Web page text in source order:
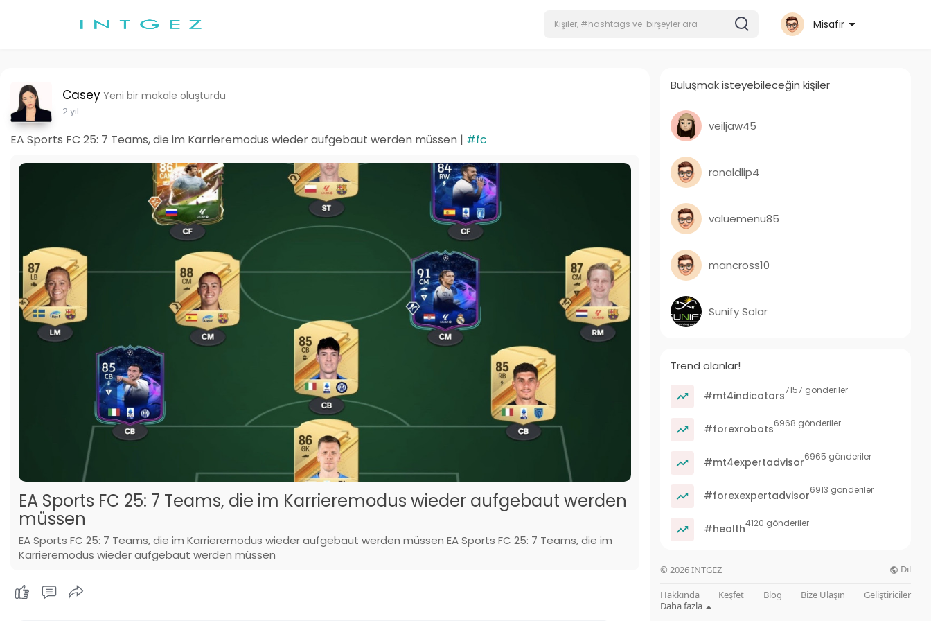
Misafir
Casey Yeni bir makale oluşturdu
2 yıl
EA Sports FC 25: 7 Teams, die im Karrieremodus wieder aufgebaut werden müssen | #fc
EA Sports FC 25: 7 Teams, die im Karrieremodus wieder aufgebaut werden
müssen
EA Sports FC 25: 7 Teams, die im Karrieremodus wieder aufgebaut werden müssen EA Sports FC 25: 7 Teams, die im
Karrieremodus wieder aufgebaut werden müssen
Buluşmak isteyebileceğin kişiler
veiljaw45
ronaldlip4
valuemenu85
mancross10
Sunify Solar
Trend olanlar!
#mt4indicators7157 gönderiler
#forexrobots6968 gönderiler
#mt4expertadvisor6965 gönderiler
#forexexpertadvisor6913 gönderiler
#health4120 gönderiler
© 2026 INTGEZ Dil
Hakkında Keşfet Blog Bize Ulaşın
Geliştiriciler
Daha fazla